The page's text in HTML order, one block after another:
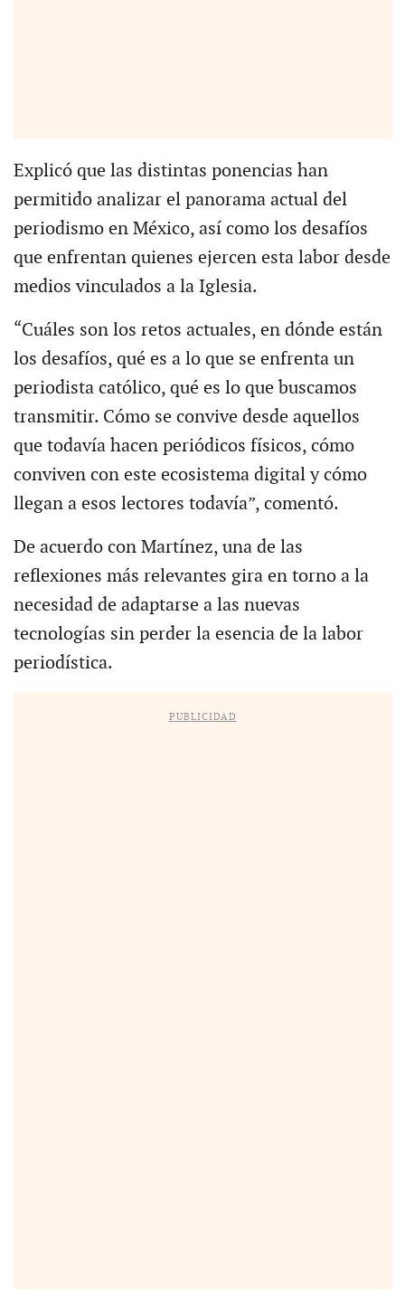
Explicó que las distintas ponencias han
permitido analizar el panorama actual del
periodismo en México, así como los desafíos
que enfrentan quienes ejercen esta labor desde
medios vinculados a la Iglesia.
“Cuáles son los retos actuales, en dónde están
los desafíos, qué es a lo que se enfrenta un
periodista católico, qué es lo que buscamos
transmitir. Cómo se convive desde aquellos
que todavía hacen periódicos físicos, cómo
conviven con este ecosistema digital y cómo
llegan a esos lectores todavía”, comentó.
De acuerdo con Martínez, una de las
reflexiones más relevantes gira en torno a la
necesidad de adaptarse a las nuevas
tecnologías sin perder la esencia de la labor
periodística.
PUBLICIDAD